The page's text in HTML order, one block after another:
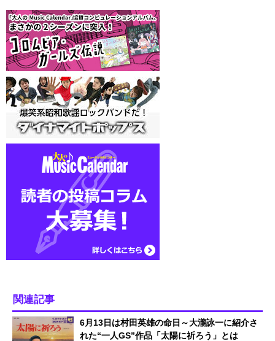
関連記事
6月13日は村田英雄の命日～大瀧詠一に紹介さ
れた“一人GS”作品「太陽に祈ろう」とは